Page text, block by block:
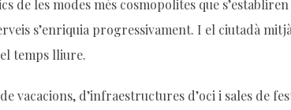
les modes més cosmopolites que
s’enriquia progressivament. I el ciutadà
temps lliure.
d’infraestructures d’oci i sales de